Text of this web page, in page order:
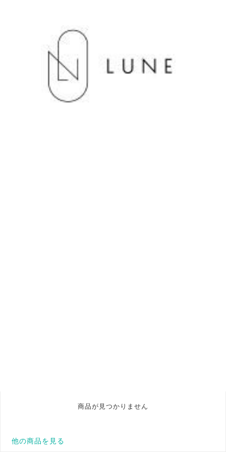
商品が見つかりません
他の商品を見る